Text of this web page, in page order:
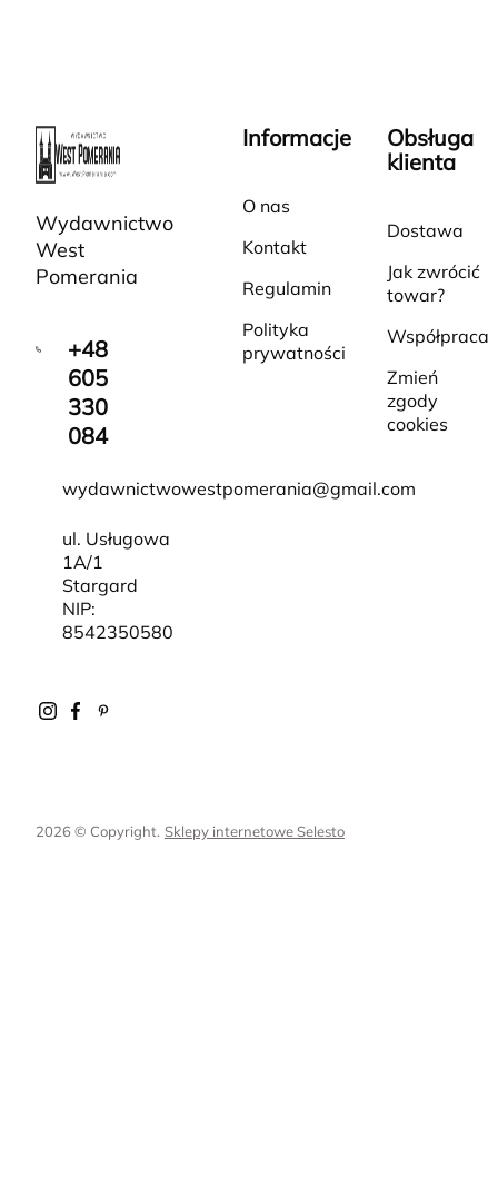
Wydawnictwo
West
Pomerania
+48
605
330
084
wydawnictwowestpomerania@gmail.com
ul. Usługowa
1A/1
Stargard
NIP:
8542350580
Informacje
O nas
Kontakt
Regulamin
Polityka
prywatności
Obsługa
klienta
Dostawa
Jak zwrócić
towar?
Współpraca
Zmień
zgody
cookies
2026 © Copyright. Sklepy internetowe Selesto